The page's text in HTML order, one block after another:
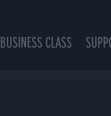
BUSINESS CLASS